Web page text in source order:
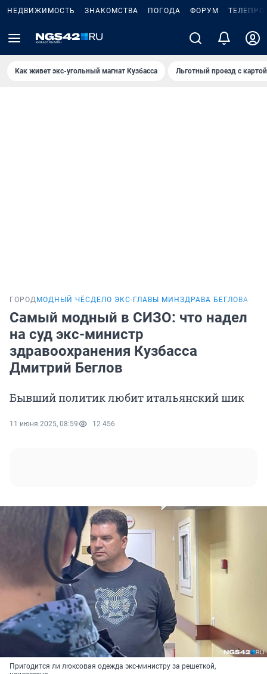
НЕДВИЖИМОСТЬ ЗНАКОМСТВА ПОГОДА ФОРУМ
Как живет экс-угольный магнат Кузбасса Льготный проезд с
ГОРОД МОДНЫЙ ЧЁСДЕЛО ЭКС-ГЛАВЫ МИНЗДРАВА БЕГЛОВА
Самый модный в СИЗО: что надел
на суд экс-министр
здравоохранения Кузбасса
Дмитрий Беглов
Бывший политик любит итальянский шик
11 июня 2025, 08:59 12 456
Пригодится ли люксовая одежда экс-министру за решеткой,